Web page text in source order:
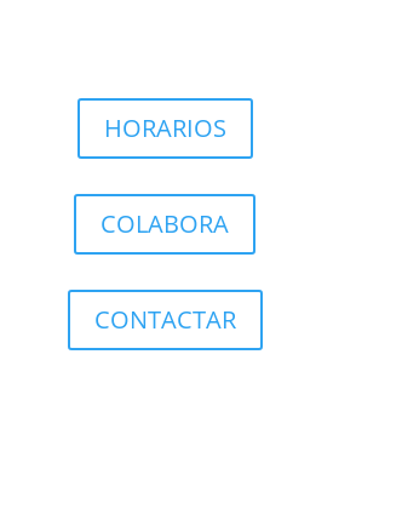
HORARIOS
COLABORA
CONTACTAR